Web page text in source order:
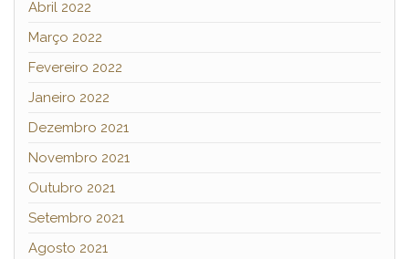
Abril 2022
Março 2022
Fevereiro 2022
Janeiro 2022
Dezembro 2021
Novembro 2021
Outubro 2021
Setembro 2021
Agosto 2021